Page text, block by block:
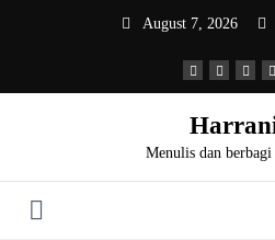
August 7, 2026
Menulis dan